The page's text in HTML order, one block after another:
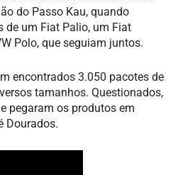
do Passo Kau, quando
de um Fiat Palio, um Fiat
Polo, que seguiam juntos.
encontrados 3.050 pacotes de
tamanhos. Questionados,
pegaram os produtos em
Dourados.